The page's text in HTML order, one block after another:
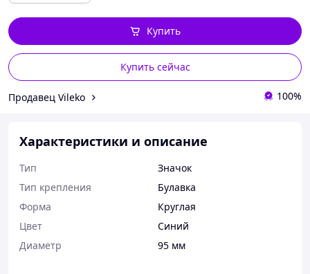
Купить сейчас
Купить
Продавец Vileko 100%
Характеристики и описание
Тип
Значок
Тип крепления
Булавка
Форма
Круглая
Цвет
Синий
Диаметр
95 мм